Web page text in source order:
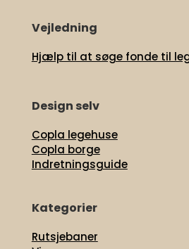
Vejledning
Hjælp til at søge fonde til
Design selv
Copla legehuse
Copla borge
Indretningsguide
Kategorier
Rutsjebaner